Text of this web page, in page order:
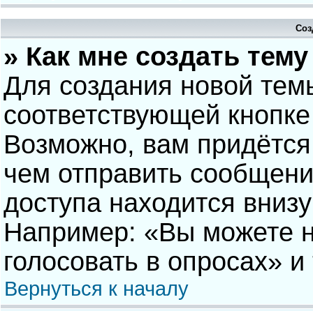
» Как мне создать
Для создания новой
соответствующей
Возможно, вам
чем отправить
доступа находится
Например: «Вы можете
голосовать в опросах» и
Вернуться к началу